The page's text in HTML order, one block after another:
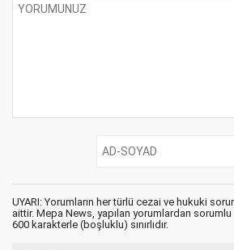
UYARI: Yorumların her türlü cezai ve hukuki
aittir. Mepa News, yapılan yorumlardan
600 karakterle (boşluklu) sınırlıdır.